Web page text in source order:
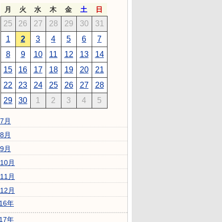
月 火 水 木 金 土 日
25 26 27 28 29 30
31
1
2 3 4 5 6
7
8
9 10 11 12 13
14
15
16 17 18 19 20
21
22
23 24 25 26 27
28
29
30 1 2 3 4 5
7月
8月
9月
10月
11月
12月
年
年